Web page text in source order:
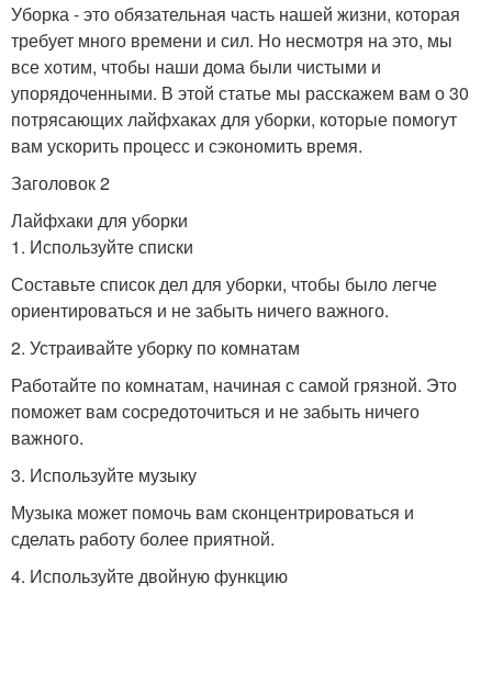
Уборка - это обязательная часть нашей жизни, которая
требует много времени и сил. Но несмотря на это, мы
все хотим, чтобы наши дома были чистыми и
упорядоченными. В этой статье мы расскажем вам о 30
потрясающих лайфхаках для уборки, которые помогут
вам ускорить процесс и сэкономить время.
Заголовок 2
Лайфхаки для уборки
1. Используйте списки
Составьте список дел для уборки, чтобы было легче
ориентироваться и не забыть ничего важного.
2. Устраивайте уборку по комнатам
Работайте по комнатам, начиная с самой грязной. Это
поможет вам сосредоточиться и не забыть ничего
важного.
3. Используйте музыку
Музыка может помочь вам сконцентрироваться и
сделать работу более приятной.
4. Используйте двойную функцию